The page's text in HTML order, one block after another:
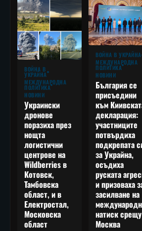
ВОЙНА В
УКРАЙНА
МЕЖДУНАРОДНА
ПОЛИТИКА
НОВИНИ
Украински
дронове
поразиха през
нощта
логистични
центрове на
Wildberries в
Котовск,
Тамбовска
област, и в
Електростал,
Московска
област
ВОЙНА В УКРАЙНА
МЕЖДУНАРОДНА
ПОЛИТИКА
НОВИНИ
България се
присъедини
към
декларация:
участниците
потвърдиха
подкрепата
за Украйна,
осъдиха
руската
и призоваха
засилване на
натиск срещу
Москва